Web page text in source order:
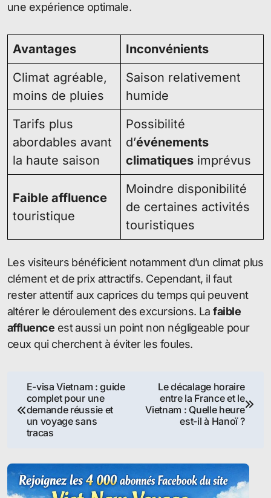
une expérience optimale.
Avantages
Inconvénients
Climat agréable,
moins de pluies
Saison relativement
humide
Tarifs plus
abordables avant
la haute saison
Possibilité
d’événements
climatiques imprévus
Faible affluence
touristique
Moindre disponibilité
de certaines activités
touristiques
Les visiteurs bénéficient notamment d’un climat plus
clément et de prix attractifs. Cependant, il faut
rester attentif aux caprices du temps qui peuvent
altérer le déroulement des excursions. Lafaible
affluence est aussi un point non négligeable pour
ceux qui cherchent à éviter les foules.
Navigation
de
l’article
E-visa Vietnam : guide
complet pour une
demande réussie et
un voyage sans
tracas
Le décalage horaire
entre la France et le
Vietnam : Quelle heure
est-il à Hanoï ?